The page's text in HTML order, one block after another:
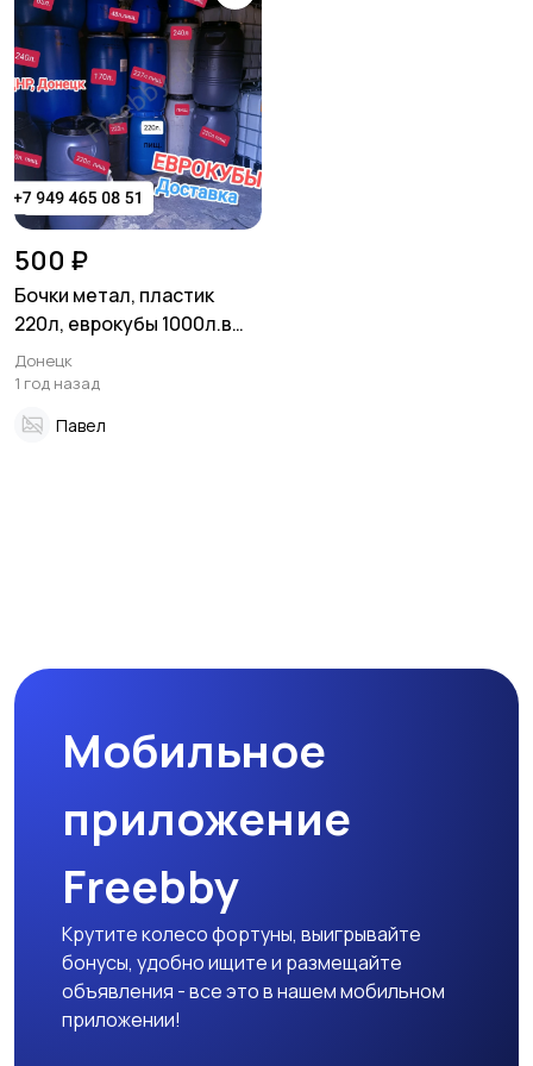
500 ₽
Бочки метал, пластик
220л, еврокубы 1000л.в
ДНР, Донецк
Донецк
1 год назад
Павел
Мобильное
приложение
Freebby
Крутите колесо фортуны, выигрывайте
бонусы, удобно ищите и размещайте
объявления - все это в нашем мобильном
приложении!